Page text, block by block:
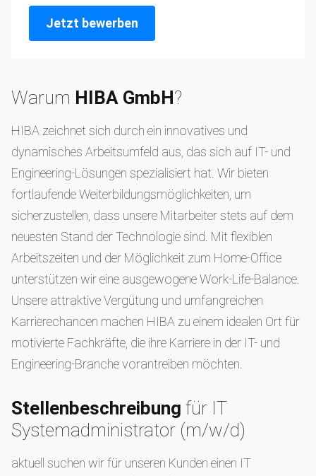
Jetzt bewerben
Warum HIBA GmbH?
HIBA zeichnet sich durch ein innovatives und
dynamisches Arbeitsumfeld aus, das sich auf IT- und
Engineering-Lösungen spezialisiert hat. Wir bieten
fortlaufende Weiterbildungsmöglichkeiten, um
sicherzustellen, dass unsere Mitarbeiter stets auf dem
neuesten Stand der Technologie sind. Mit flexiblen
Arbeitszeiten und der Möglichkeit zum Home-Office
unterstützen wir eine ausgewogene Work-Life-Balance.
Unsere attraktive Vergütung und umfangreichen
Karrierechancen machen HIBA zu einem idealen Ort für
motivierte Fachkräfte, die ihre Karriere in der IT- und
Engineering-Branche vorantreiben möchten.
Stellenbeschreibung für IT
Systemadministrator (m/w/d)
aktuell suchen wir für unseren Kunden einen IT